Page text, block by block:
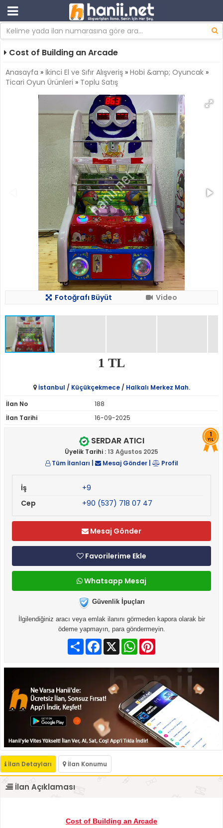
Cost of Building an Arcade
Anasayfa » İkinci El ve Sıfır Alışveriş » Hobi &amp; Oyuncak »
Ticari Oyun Ürünleri » Toplu Satış
Fotoğrafı Büyüt Video
1 TL
İstanbul / Küçükçekmece/ Halkalı Merkez Mah.
İlan No
188
İlan Tarihi
16-09-2025
1
YIL
SERDAR ATICI
Üyelik Tarihi :13 Ağustos 2025
Tüm İlanları
Mesaj Gönder| Profil
İş
+9
Cep
+90 (537) 718 07 47
Mesaj Gönder
Favorilerime Ekle
Whatsapp Mesaj
Güvenlik İpuçları
İlgilendiğiniz aracı veya emlak ilanını görmeden kapora olarak bir
ödeme yapmayın, para göndermeyin.
PaylaşFacebook
X WhatsApp
İlan Detayları İlan Konumu
İlan Açıklaması
Cost of Building an Arcade